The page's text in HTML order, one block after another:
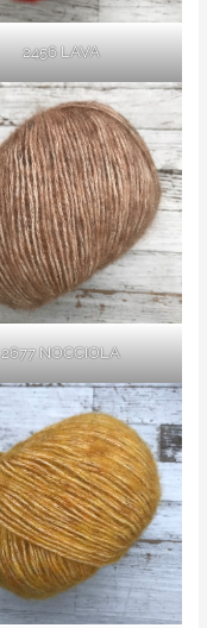
2456 LAVA
2677 NOCCIOLA